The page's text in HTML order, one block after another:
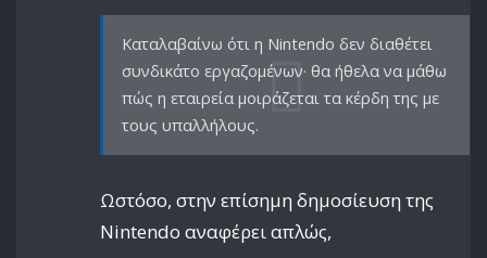
Καταλαβαίνω ότι η Nintendo δεν διαθέτει
συνδικάτο εργαζομένων· θα ήθελα να μάθω
πώς η εταιρεία μοιράζεται τα κέρδη της με
τους υπαλλήλους.
Ωστόσο, στην επίσημη δημοσίευση της
Nintendo αναφέρει απλώς,